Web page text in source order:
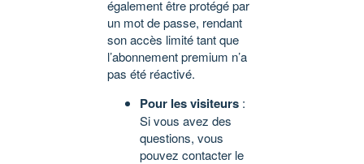
également être protégé par
un mot de passe, rendant
son accès limité tant que
l’abonnement premium n’a
pas été réactivé.
Pour les visiteurs :
Si vous avez des
questions, vous
pouvez contacter le